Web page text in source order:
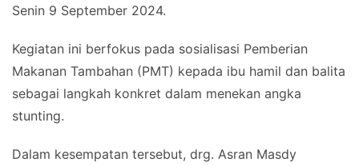
Senin 9 September 2024.
Kegiatan ini berfokus pada sosialisasi Pemberian
Makanan Tambahan (PMT) kepada ibu hamil dan balita
sebagai langkah konkret dalam menekan angka
stunting.
Dalam kesempatan tersebut, drg. Asran Masdy